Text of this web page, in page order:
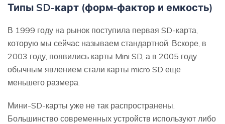
Типы SD-карт (форм-фактор и емкость)
В 1999 году на рынок поступила первая SD-карта,
которую мы сейчас называем стандартной. Вскоре, в
2003 году, появились карты Mini SD, а в 2005 году
обычным явлением стали карты micro SD еще
меньшего размера.
Мини-SD-карты уже не так распространены.
Большинство современных устройств используют либо